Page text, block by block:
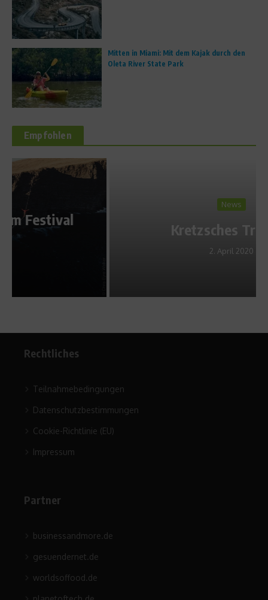
Mitten in Miami: Mit dem Kajak durch den
Oleta River State Park
Empfohlen
Kretzsches Traum 7
Rechtliches
Teilnahmebedingungen
Datenschutzbestimmungen
Cookie-Richtlinie (EU)
Impressum
Partner
businessandmore.de
gesuendernet.de
worldsoffood.de